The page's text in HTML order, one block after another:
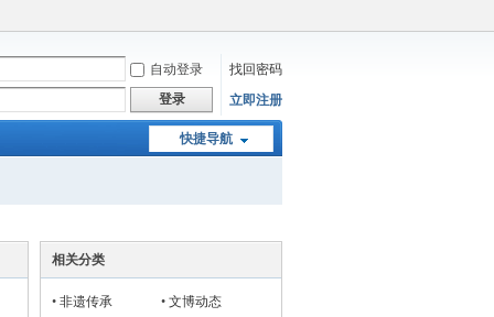
自动登录
找回密码
登录 立即注册
快捷导航
相关分类
• 非遗传承 • 文博动态